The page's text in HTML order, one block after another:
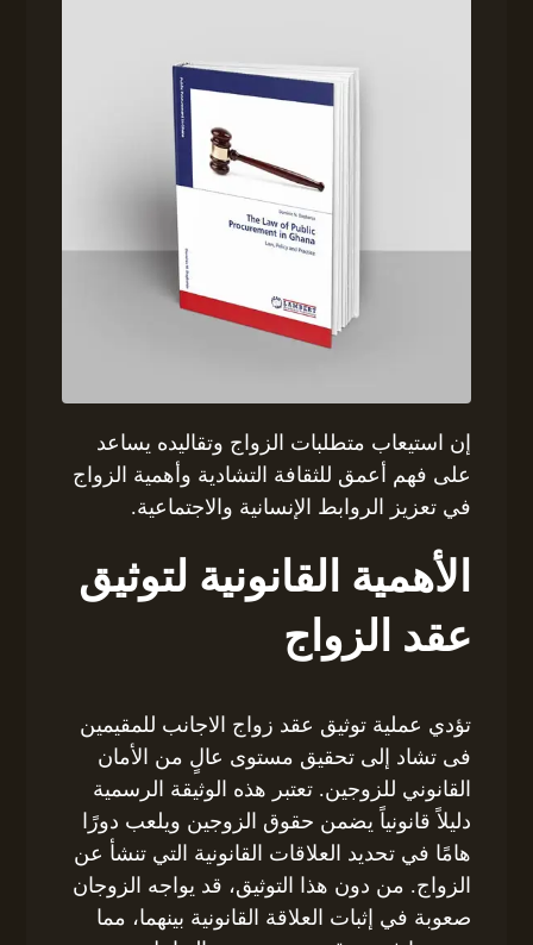
إن استيعاب متطلبات الزواج وتقاليده يساعد
على فهم أعمق للثقافة التشادية وأهمية الزواج
في تعزيز الروابط الإنسانية والاجتماعية.
الأهمية القانونية لتوثيق
عقد الزواج
تؤدي عملية توثيق عقد زواج الاجانب للمقيمين
فى تشاد إلى تحقيق مستوى عالٍ من الأمان
القانوني للزوجين. تعتبر هذه الوثيقة الرسمية
دليلاً قانونياً يضمن حقوق الزوجين ويلعب دورًا
هامًا في تحديد العلاقات القانونية التي تنشأ عن
الزواج. من دون هذا التوثيق، قد يواجه الزوجان
صعوبة في إثبات العلاقة القانونية بينهما، مما